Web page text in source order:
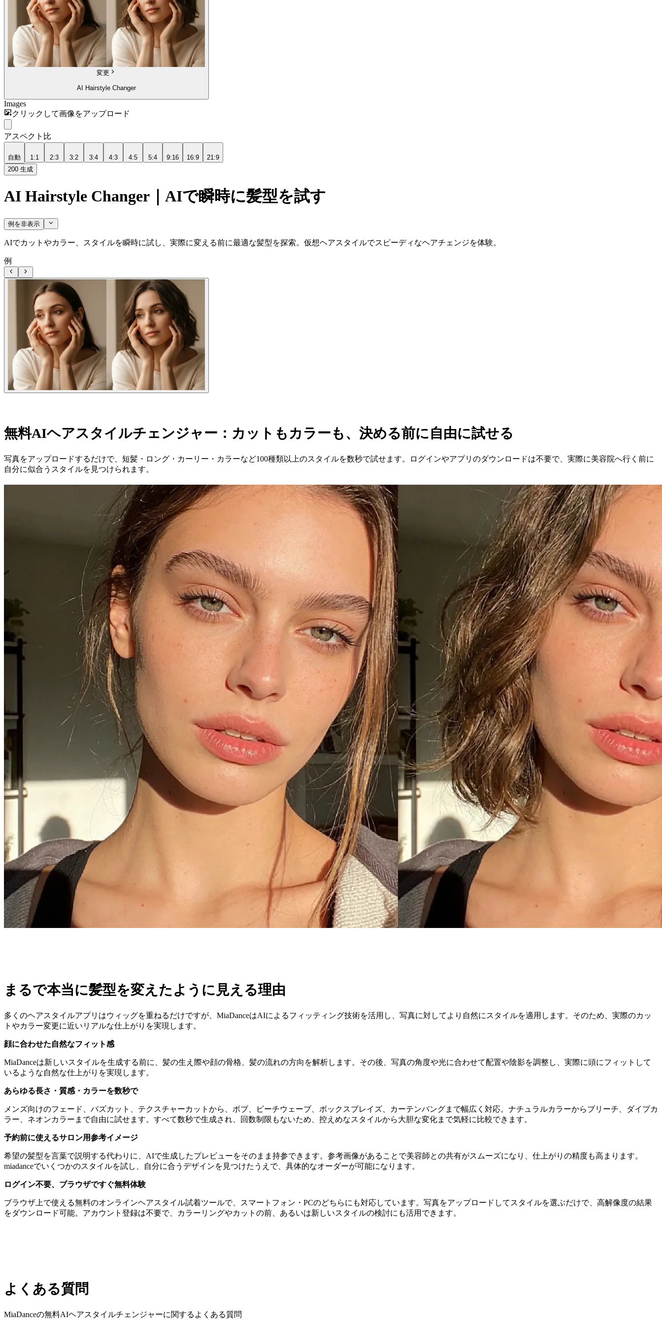
変更
AI Hairstyle Changer
Images
クリックして画像をアップロード
アスペクト比
自動 1:1 2:3 3:2 3:4 4:3 4:5 5:4 9:16 16:9
21:9
200 生成
AI Hairstyle Changer｜AIで瞬時に髪型を試す
例を非表示
AIでカットやカラー、スタイルを瞬時に試し、実際に変える前に最適な髪型を探索。仮想ヘアスタイルでスピーディなヘアチェンジを体験。
例
無料AIヘアスタイルチェンジャー：カットもカラーも、決める前に自由に試せる
写真をアップロードするだけで、短髪・ロング・カーリー・カラーなど100種類以上のスタイルを数秒で試せます。ログインやアプリのダウンロードは不要で、実際に美容院へ行く前に
自分に似合うスタイルを見つけられます。
まるで本当に髪型を変えたように見える理由
多くのヘアスタイルアプリはウィッグを重ねるだけですが、MiaDanceはAIによるフィッティング技術を活用し、写真に対してより自然にスタイルを適用します。そのため、実際のカッ
トやカラー変更に近いリアルな仕上がりを実現します。
顔に合わせた自然なフィット感
MiaDanceは新しいスタイルを生成する前に、髪の生え際や顔の骨格、髪の流れの方向を解析します。その後、写真の角度や光に合わせて配置や陰影を調整し、実際に頭にフィットして
いるような自然な仕上がりを実現します。
あらゆる長さ・質感・カラーを数秒で
メンズ向けのフェード、バズカット、テクスチャーカットから、ボブ、ビーチウェーブ、ボックスブレイズ、カーテンバングまで幅広く対応。ナチュラルカラーからブリーチ、ダイプカ
ラー、ネオンカラーまで自由に試せます。すべて数秒で生成され、回数制限もないため、控えめなスタイルから大胆な変化まで気軽に比較できます。
予約前に使えるサロン用参考イメージ
希望の髪型を言葉で説明する代わりに、AIで生成したプレビューをそのまま持参できます。参考画像があることで美容師との共有がスムーズになり、仕上がりの精度も高まります。
miadanceでいくつかのスタイルを試し、自分に合うデザインを見つけたうえで、具体的なオーダーが可能になります。
ログイン不要、ブラウザですぐ無料体験
ブラウザ上で使える無料のオンラインヘアスタイル試着ツールで、スマートフォン・PCのどちらにも対応しています。写真をアップロードしてスタイルを選ぶだけで、高解像度の結果
をダウンロード可能。アカウント登録は不要で、カラーリングやカットの前、あるいは新しいスタイルの検討にも活用できます。
よくある質問
MiaDanceの無料AIヘアスタイルチェンジャーに関するよくある質問